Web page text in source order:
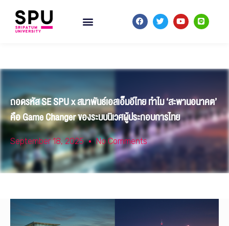
ถอดรหัส SE SPU x สมาพันธ์เอสเอ็มอีไทย ทำไม ‘สะพานอนาคต’
คือ Game Changer ของระบบนิเวศผู้ประกอบการไทย
September 18, 2025 No Comments